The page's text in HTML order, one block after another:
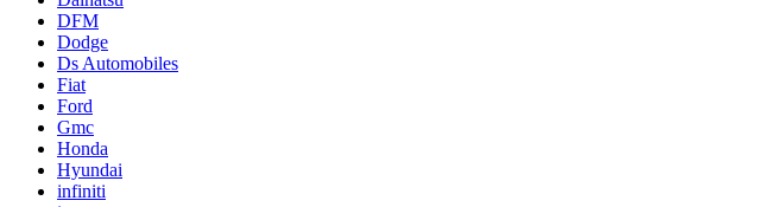
DFM
Dodge
Ds Automobiles
Fiat
Ford
Gmc
Honda
Hyundai
infiniti